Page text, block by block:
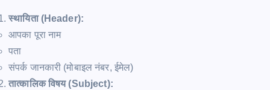
स्थायिता (Header):
आपका पूरा नाम
पता
संपर्क जानकारी (मोबाइल नंबर, ईमेल)
तात्कालिक विषय (Subject):